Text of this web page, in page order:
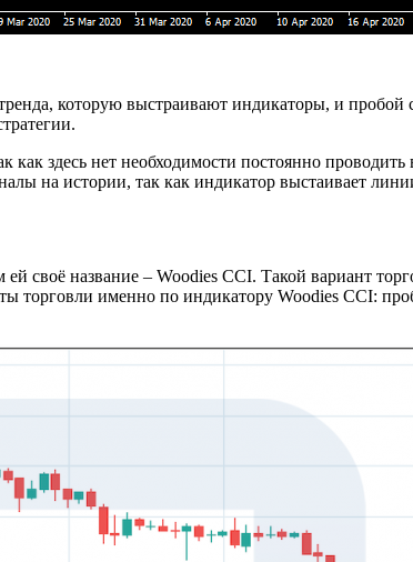
которую выстраивают индикаторы, и
здесь нет необходимости постоянно проводить
на истории, так как индикатор выстаивает
своё название – Woodies CCI. Такой вариант
торговли именно по индикатору Woodies CCI: